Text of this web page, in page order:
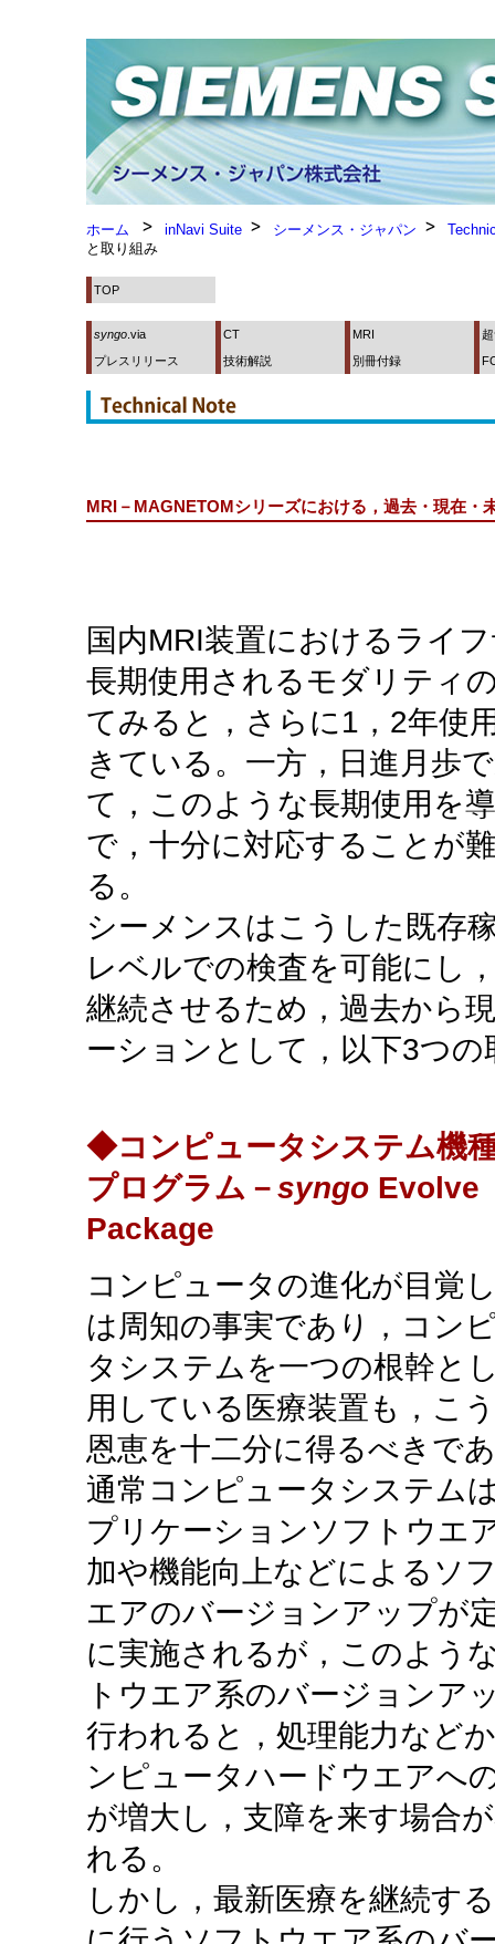
ホーム inNavi Suite シーメンス・ジャパン
と取り組み
TOP
syngo.via CT MRI
プレスリリース
技術解説 別冊付録
MRI－MAGNETOMシリーズにおける，過去・現在・
国内MRI装置におけるライ
長期使用されるモダリティ
てみると，さらに1，2年使
きている。一方，日進月歩
て，このような長期使用を
で，十分に対応することが
る。
シーメンスはこうした既存
レベルでの検査を可能にし
継続させるため，過去から
ーションとして，以下3つ
◆コンピュータシステム機
プログラム－syngoEvolve
Package
コンピュータの進化が目覚
は周知の事実であり，コン
タシステムを一つの根幹と
用している医療装置も，こ
恩恵を十二分に得るべきで
通常コンピュータシステム
プリケーションソフトウエ
加や機能向上などによるソ
エアのバージョンアップが
に実施されるが，このよう
トウエア系のバージョンア
行われると，処理能力など
ンピュータハードウエアへ
が増大し，支障を来す場合
れる。
しかし，最新医療を継続す